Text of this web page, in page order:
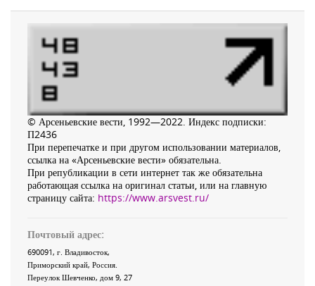
© Арсеньевские вести, 1992—2022. Индекс подписки:
П2436
При перепечатке и при другом использовании материалов,
ссылка на «Арсеньевские вести» обязательна.
При републикации в сети интернет так же обязательна
работающая ссылка на оригинал статьи, или на главную
страницу сайта: https://www.arsvest.ru/
Почтовый адрес:
690091, г. Владивосток,
Приморский край, Россия
Переулок Шевченко, дом 9, 27